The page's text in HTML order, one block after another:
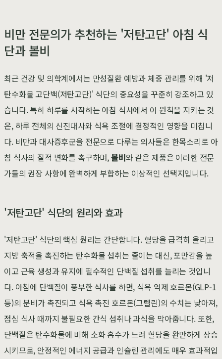
비만 전문의가 추천하는 '저탄고단' 아침 식
단과 볼비
최근 건강 및 의학계에서는 만성질환 예방과 체중 관리를 위해 '저
탄수화물 고단백(저탄고단)' 식단의 중요성을 꾸준히 강조하고 있
습니다. 특히 하루를 시작하는 아침 식사에서 이 원칙을 지키는 것
은, 하루 전체의 신진대사와 식욕 조절에 결정적인 영향을 미칩니
다. 비만과 대사증후군을 전문으로 다루는 의사들은 한목소리로 아
침 식사의 질적 변화를 촉구하며,볼비와 같은 제품은 이러한 전문
가들의 권장 사항에 완벽하게 부합하는 이상적인 선택지입니다.
'저탄고단' 식단의 원리와 효과
'저탄고단' 식단의 핵심 원리는 간단합니다. 혈당을 급격히 올리고
지방 축적을 촉진하는 탄수화물 섭취는 줄이는 대신, 포만감을 높
이고 근육 생성과 유지에 필수적인 단백질 섭취를 늘리는 것입니
다. 아침에 단백질이 풍부한 식사를 하면, 식욕 억제 호르몬(GLP-1
등)의 분비가 촉진되고 식욕 촉진 호르몬(그렐린)의 수치는 낮아져,
점심 식사 때까지 불필요한 간식 섭취나 과식을 막아줍니다. 또한,
단백질은 탄수화물에 비해 소화 흡수가 느려 혈당을 완만하게 상승
시키므로, 안정적인 에너지 공급과 인슐린 관리에도 매우 효과적입